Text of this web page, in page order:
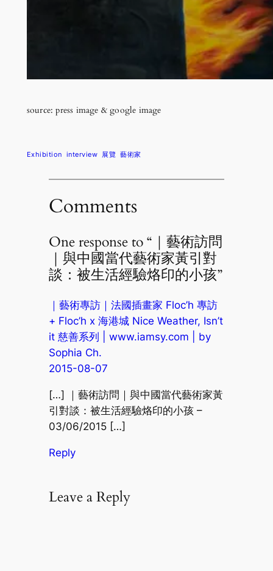
source: press image & google image
Exhibition interview 展覽 藝術家
Comments
One response to “｜藝術訪問
｜與中國當代藝術家黃引對
談：被生活經驗烙印的小孩”
｜藝術專訪｜法國插畫家 Floc’h 專訪
+ Floc’h x 海港城 Nice Weather, Isn’t
it 慈善系列 | www.iamsy.com | by
Sophia Ch.
2015-08-07
[…] ｜藝術訪問｜與中國當代藝術家黃
引對談：被生活經驗烙印的小孩 –
03/06/2015 […]
Reply
Leave a Reply